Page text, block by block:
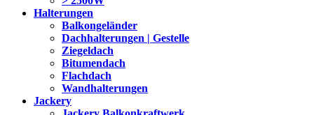
Halterungen
Balkongeländer
Dachhalterungen | Gestelle
Ziegeldach
Bitumendach
Flachdach
Wandhalterungen
Jackery